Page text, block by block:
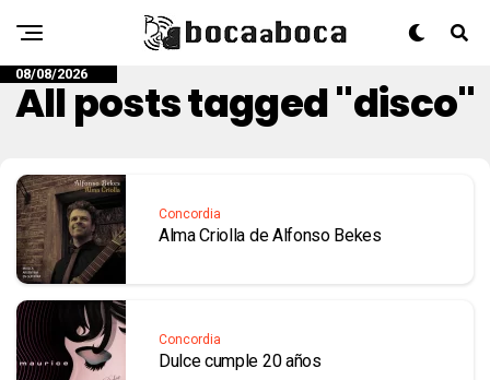
08/08/2026
All posts tagged "disco"
Concordia
Alma Criolla de Alfonso Bekes
Concordia
Dulce cumple 20 años